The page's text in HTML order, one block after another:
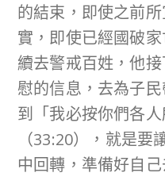
的結束，即使之前
實，即使已經國破
續去警戒百姓，他
慰的信息，去為子
到「我必按你們各人
（33:20），就是
中回轉，準備好自